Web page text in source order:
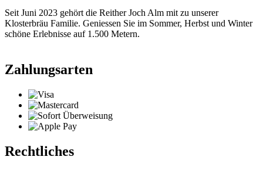
Seit Juni 2023 gehört die Reither Joch Alm mit zu unserer
Klosterbräu Familie. Geniessen Sie im Sommer, Herbst und Winter
schöne Erlebnisse auf 1.500 Metern.
Zahlungsarten
Rechtliches